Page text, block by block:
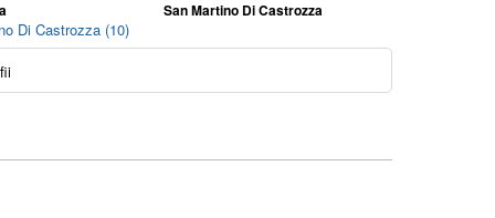
San Martino Di Castrozza
Di Castrozza (10)